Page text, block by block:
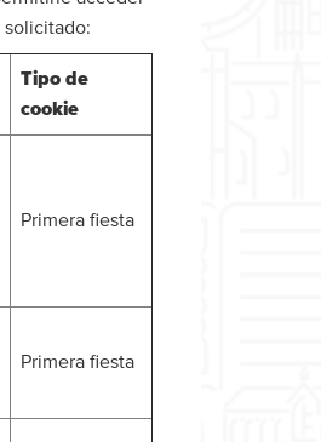
solicitado:
Tipo de
cookie
Primera fiesta
Primera fiesta